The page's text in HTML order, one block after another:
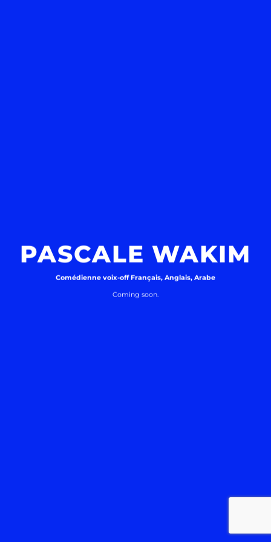
PASCALE WAKIM
Comédienne voix-off Français, Anglais, Arabe
Coming soon.